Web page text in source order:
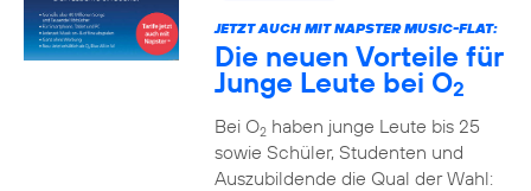
JETZT AUCH MIT NAPSTER MUSIC-FLAT:
Die neuen Vorteile für
Junge Leute bei O2
Bei O2haben junge Leute bis 25
sowie Schüler, Studenten und
Auszubildende die Qual der Wahl: